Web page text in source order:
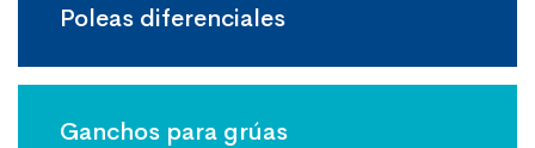
Poleas diferenciales
Ganchos para grúas